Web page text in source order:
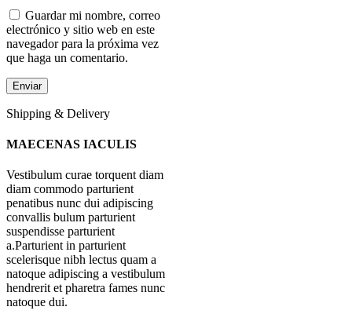
Guardar mi nombre, correo
electrónico y sitio web en este
navegador para la próxima vez
que haga un comentario.
Shipping & Delivery
MAECENAS IACULIS
Vestibulum curae torquent diam
diam commodo parturient
penatibus nunc dui adipiscing
convallis bulum parturient
suspendisse parturient
a.Parturient in parturient
scelerisque nibh lectus quam a
natoque adipiscing a vestibulum
hendrerit et pharetra fames nunc
natoque dui.